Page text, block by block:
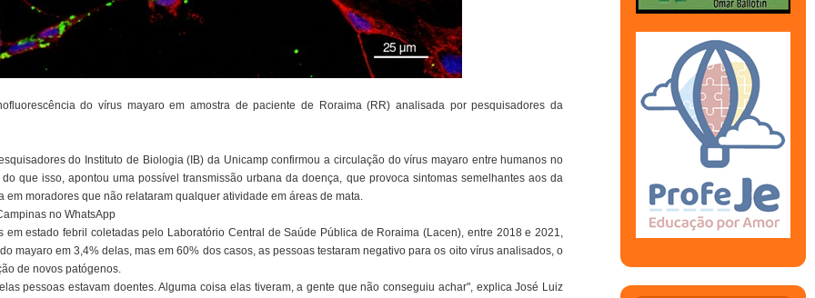
do vírus mayaro em amostra de paciente de Roraima (RR) analisada por pesquisadores da
do Instituto de Biologia (IB) da Unicamp confirmou a circulação do vírus mayaro entre humanos no
que isso, apontou uma possível transmissão urbana da doença, que provoca sintomas semelhantes aos da
em moradores que não relataram qualquer atividade em áreas de mata.
no WhatsApp
em estado febril coletadas pelo Laboratório Central de Saúde Pública de Roraima (Lacen), entre 2018 e 2021,
mayaro em 3,4% delas, mas em 60% dos casos, as pessoas testaram negativo para os oito vírus analisados, o
de novos patógenos.
pessoas estavam doentes. Alguma coisa elas tiveram, a gente que não conseguiu achar", explica José Luiz